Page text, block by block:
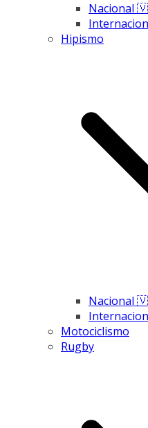
Nacional
Hipismo
Nacional
Motociclismo
Rugby